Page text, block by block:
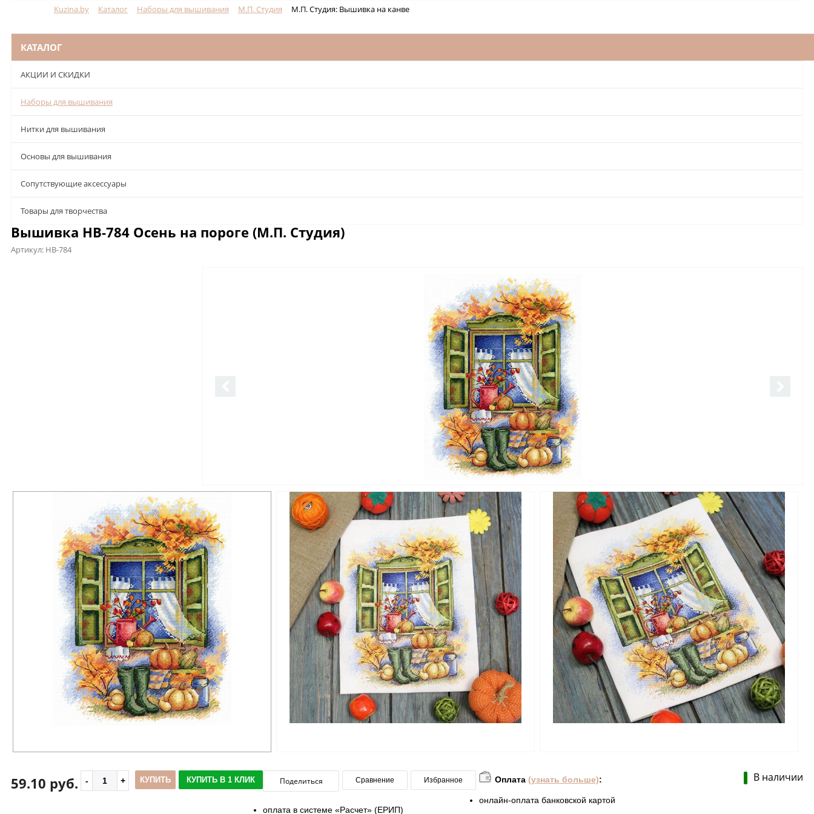
Kuzina.by Каталог Наборы для вышивания М.П. Студия М.П. Студия: Вышивка на канве
КАТАЛОГ
АКЦИИ И СКИДКИ
Наборы для вышивания
Нитки для вышивания
Основы для вышивания
Сопутствующие аксессуары
Товары для творчества
Вышивка НВ-784 Осень на пороге (М.П. Студия)
Артикул: НВ-784
В наличии
59.10 руб. КУПИТЬ КУПИТЬ В 1 КЛИК Поделиться Сравнение Избранное Оплата (узнать больше):
онлайн-оплата банковской картой
оплата в системе «Расчет» (ЕРИП)